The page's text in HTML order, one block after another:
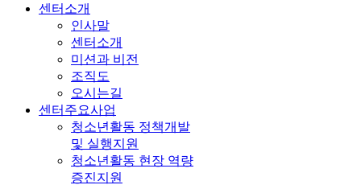
센터소개
인사말
센터소개
미션과 비전
조직도
오시는길
센터주요사업
청소년활동 정책개발
및 실행지원
청소년활동 현장 역량
증진지원